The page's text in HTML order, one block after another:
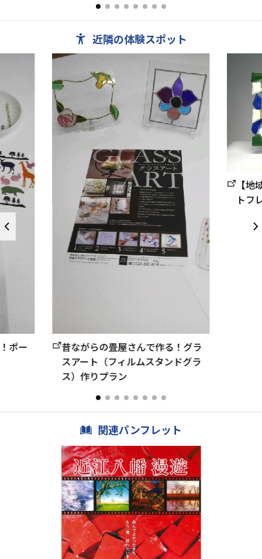
百貨店での催しへ出張・実...
近隣の体験スポット
ポー
昔ながらの畳屋さんで作る！グラ
スアート（フィルムスタンドグラ
ス）作りプラン
【
トフ
関連パンフレット